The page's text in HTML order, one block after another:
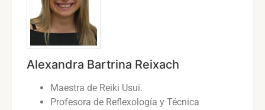
Alexandra Bartrina Reixach
Maestra de Reiki Usui.
Profesora de Reflexología y Técnica